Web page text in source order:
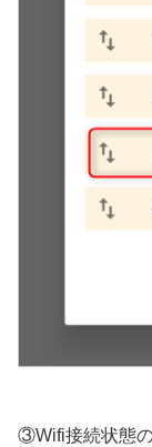
③Wifi接続状態